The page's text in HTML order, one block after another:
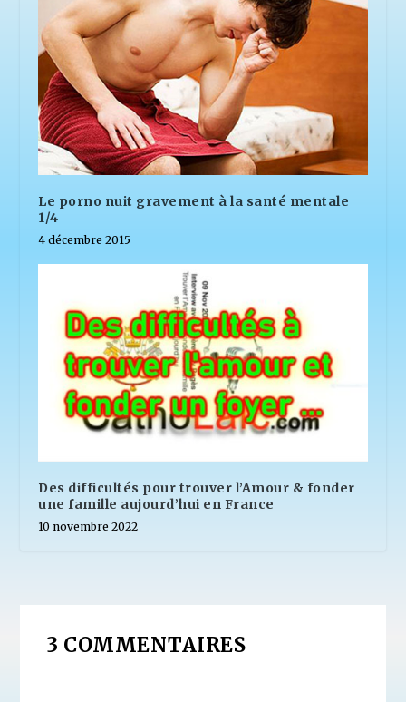
Le porno nuit gravement à la santé mentale
1/4
4 décembre 2015
Des difficultés pour trouver l’Amour & fonder
une famille aujourd’hui en France
10 novembre 2022
3 COMMENTAIRES